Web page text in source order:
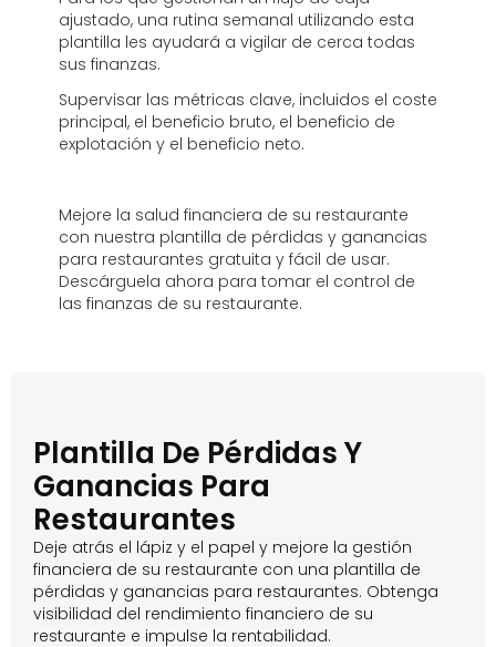
ajustado, una rutina semanal utilizando esta
plantilla les ayudará a vigilar de cerca todas
sus finanzas.
Supervisar las métricas clave, incluidos el coste
principal, el beneficio bruto, el beneficio de
explotación y el beneficio neto.
Mejore la salud financiera de su restaurante
con nuestra plantilla de pérdidas y ganancias
para restaurantes gratuita y fácil de usar.
Descárguela ahora para tomar el control de
las finanzas de su restaurante.
Plantilla De Pérdidas Y
Ganancias Para
Restaurantes
Deje atrás el lápiz y el papel y mejore la gestión
financiera de su restaurante con una plantilla de
pérdidas y ganancias para restaurantes. Obtenga
visibilidad del rendimiento financiero de su
restaurante e impulse la rentabilidad.